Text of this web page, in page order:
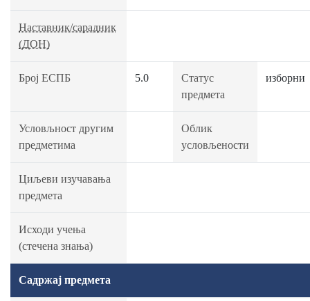
Наставник/сарадник
(ДОН)
Број ЕСПБ 5.0
Статус
предмета
изборни
Условљност другим
предметима
Облик
условљености
Циљеви изучавања
предмета
Исходи учења
(стечена знања)
Садржај предмета